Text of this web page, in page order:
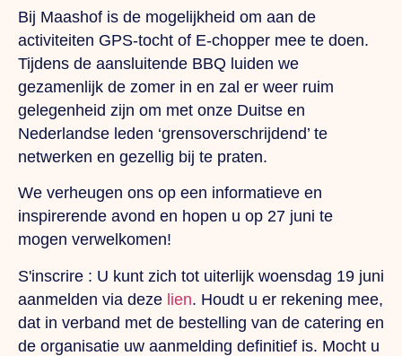
Bij Maashof is de mogelijkheid om aan de
activiteiten GPS-tocht of E-chopper mee te doen.
Tijdens de aansluitende BBQ luiden we
gezamenlijk de zomer in en zal er weer ruim
gelegenheid zijn om met onze Duitse en
Nederlandse leden ‘grensoverschrijdend’ te
netwerken en gezellig bij te praten.
We verheugen ons op een informatieve en
inspirerende avond en hopen u op 27 juni te
mogen verwelkomen!
S'inscrire : U kunt zich tot uiterlijk woensdag 19 juni
aanmelden via deze lien. Houdt u er rekening mee,
dat in verband met de bestelling van de catering en
de organisatie uw aanmelding definitief is. Mocht u